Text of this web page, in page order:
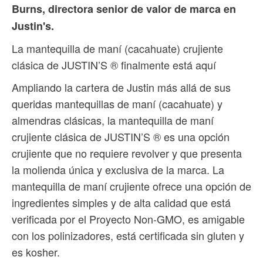
Burns, directora senior de valor de marca en
Justin's.
La mantequilla de maní (cacahuate) crujiente
clásica de JUSTIN’S ® finalmente está aquí
Ampliando la cartera de Justin más allá de sus
queridas mantequillas de maní (cacahuate) y
almendras clásicas, la mantequilla de maní
crujiente clásica de JUSTIN’S ® es una opción
crujiente que no requiere revolver y que presenta
la molienda única y exclusiva de la marca. La
mantequilla de maní crujiente ofrece una opción de
ingredientes simples y de alta calidad que está
verificada por el Proyecto Non-GMO, es amigable
con los polinizadores, está certificada sin gluten y
es kosher.